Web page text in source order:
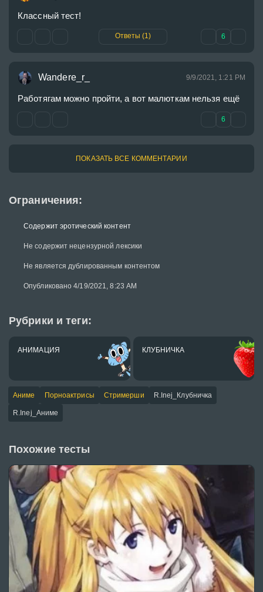
Ограничения:
Содержит эротический контент
Не содержит нецензурной лексики
Не является дублированным контентом
Опубликовано 4/19/2021, 8:23 AM
Рубрики и теги:
АНИМАЦИЯ КЛУБНИЧКА
Аниме Порноактрисы Стримерши R.Inej_Клубничка
R.Inej_Аниме
Классный тест!
Ответы (1) 6
Wandere_r_ 9/9/2021, 1:21 PM
Работягам можно пройти, а вот малюткам нельзя ещё
6
ПОКАЗАТЬ ВСЕ КОММЕНТАРИИ
Похожие тесты